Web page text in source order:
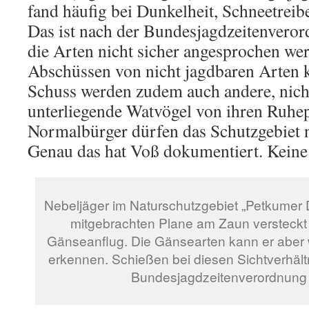
fand häufig bei Dunkelheit,
Das ist nach der
die Arten nicht sicher angesprochen
Abschüssen von nicht jagdbaren Arten
Schuss werden zudem auch andere,
unterliegende Watvögel von ihren
Normalbürger dürfen das Schutzgebiet
Genau das hat Voß dokumentiert.
Nebeljäger im Naturschutzgebiet „Petkumer
mitgebrachten Plane am Zaun
Gänseanflug. Die Gänsearten kann er
erkennen. Schießen bei diesen